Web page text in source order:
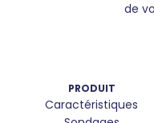
de
PRODUIT
Caractéristiques